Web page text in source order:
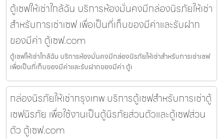
ตู้เซฟให้เช่าใกล้ฉัน บริการห้องมั่นคงมีกล่องนิรภัยให้เช่า
สำหรับการเช่าเซฟ เพื่อเป็นที่เก็บของมีค่าและรับฝาก
ของมีค่า ตู้เซฟ.com
ตู้เซฟให้เช่าใกล้ฉัน บริการห้องมั่นคงมีกล่องนิรภัยให้เช่าสำหรับการเช่าเซฟ
เพื่อเป็นที่เก็บของมีค่าและรับฝากของมีค่า ตู้เ
กล่องนิรภัยให้เช่ากรุงเทพ บริการตู้เซฟสำหรับการเช่าตู้
เซฟนิรภัย เพื่อใช้งานเป็นตู้นิรภัยส่วนตัวและตู้เซฟส่วน
ตัว ตู้เซฟ.com